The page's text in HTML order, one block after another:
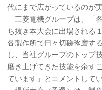
代にまで広がっているのが実
三菱電機グループは、「
ち抜き本大会に出場される
各製作所で日々切磋琢磨す
し、当社グループのトップ
磨き上げてきた技能を余す
ています」とコメントしてい